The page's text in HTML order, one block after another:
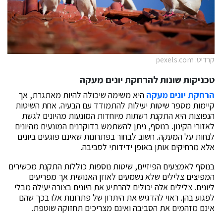
קרדיט: pexels.com
טכניקות שונות להרחקת יונים מעקה
הרחקת יונים מעקההיא משימה שיכולה להיות מאתגרת, אך
קיימות מספר שיטות יעילות להתמודד עם הבעיה. אחת השיטות
הנפוצות היא התקנת רשתות מיוחדות המונעות מהיונים לגשת
לאזורי הקינון. בנוסף, ניתן להשתמש בדוקרנים המונעים מהיונים
לנחות על המעקה. חשוב לבחור בפתרונות שאינם פוגעים ביונים
אלא מרחיקים אותן באופן ידידותי לסביבה.
בנוסף לאמצעים הפיזיים, שיטות נוספות כוללות התקנת מכשירים
המפיצים צלילים שלא נשמעים לאוזן האנושית אך מפריעים
ליונים. צלילים אלה יכולים להרתיע את היונים בצורה יעילה מבלי
לפגוע בהן. ראוי להדגיש את היתרון של פתרונות אלו בכך שהם
אינם מזהמים את הסביבה ואינם מצריכים תחזוקה שוטפת.